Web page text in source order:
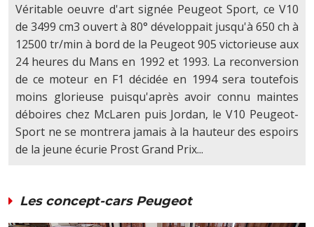
Véritable oeuvre d'art signée Peugeot Sport, ce V10
de 3499 cm3 ouvert à 80° développait jusqu'à 650 ch à
12500 tr/min à bord de la Peugeot 905 victorieuse aux
24 heures du Mans en 1992 et 1993. La reconversion
de ce moteur en F1 décidée en 1994 sera toutefois
moins glorieuse puisqu'après avoir connu maintes
déboires chez McLaren puis Jordan, le V10 Peugeot-
Sport ne se montrera jamais à la hauteur des espoirs
de la jeune écurie Prost Grand Prix...
Les concept-cars Peugeot